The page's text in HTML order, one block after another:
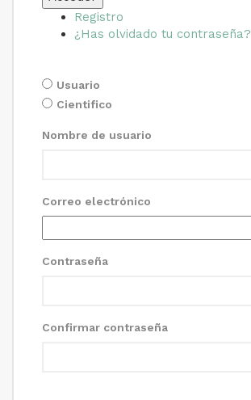
Registro
¿Has olvidado tu contraseña?
Usuario
Cientifico
Nombre de usuario
Correo electrónico
Contraseña
Confirmar contraseña